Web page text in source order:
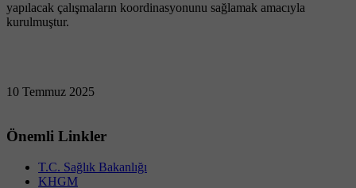
yapılacak çalışmaların koordinasyonunu sağlamak amacıyla
kurulmuştur.
10 Temmuz 2025
Önemli Linkler
T.C. Sağlık Bakanlığı
KHGM